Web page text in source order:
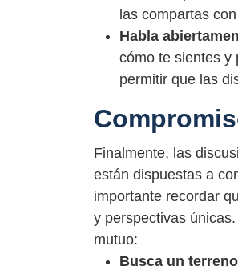
las compartas
Habla
cómo te sientes y
permitir que las
Finalmente, las
están dispuestas a
importante recordar
y perspectivas
mutuo:
Busca un